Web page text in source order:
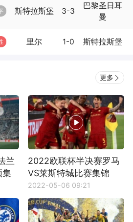
斯特拉斯堡 3-3
巴黎圣日耳
曼
里尔 1-0 斯特拉斯堡
更多
兰
集
2022欧联杯半决赛罗马
VS莱斯特城比赛集锦
2022-05-06 09:21